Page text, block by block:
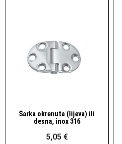
Brzi pogled
Šarka okrenuta (lijeva) ili
desna, inox 316
5,05 €